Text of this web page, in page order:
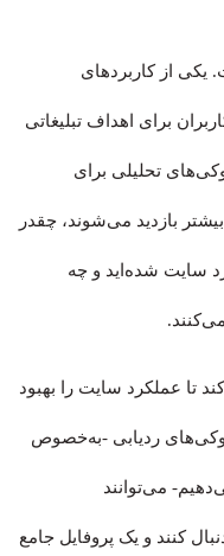
یکی از کاربردهای
برای اهداف تبلیغاتی
تحلیلی برای
بازدید می‌شوند، چقدر
سایت شده‌اید و چه
تا عملکرد سایت را بهبود
کوکی‌های ردیابی -به‌خصوص
می‌توانند
کنند و یک پروفایل جامع